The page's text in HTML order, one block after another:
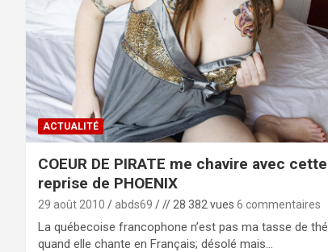
ACTUALITÉ
COEUR DE PIRATE me chavire avec cette
reprise de PHOENIX
29 août 2010 abds69 // 28 382 vues 6 commentaires
La québecoise francophone n’est pas ma tasse de thé
quand elle chante en Français; désolé mais…